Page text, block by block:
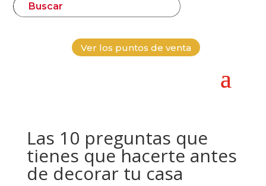
Ver los puntos de venta
Las 10 preguntas que
tienes que hacerte antes
de decorar tu casa